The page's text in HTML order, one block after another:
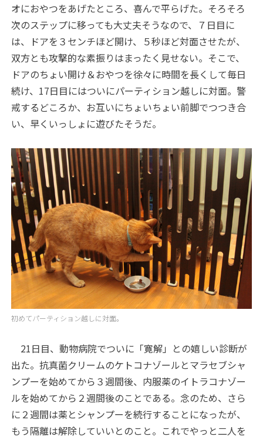
オにおやつをあげたところ、喜んで平らげた。そろそろ
次のステップに移っても大丈夫そうなので、７日目に
は、ドアを３センチほど開け、５秒ほど対面させたが、
双方とも攻撃的な素振りはまったく見せない。そこで、
ドアのちょい開け＆おやつを徐々に時間を長くして毎日
続け、17日目にはついにパーティション越しに対面。警
戒するどころか、お互いにちょいちょい前脚でつつき合
い、早くいっしょに遊びたそうだ。
初めてパーティション越しに対面。
21日目、動物病院でついに「寛解」との嬉しい診断が
出た。抗真菌クリームのケトコナゾールとマラセブシャ
ンプーを始めてから３週間後、内服薬のイトラコナゾー
ルを始めてから２週間後のことである。念のため、さら
に２週間は薬とシャンプーを続行することになったが、
もう隔離は解除していいとのこと。これでやっと二人を